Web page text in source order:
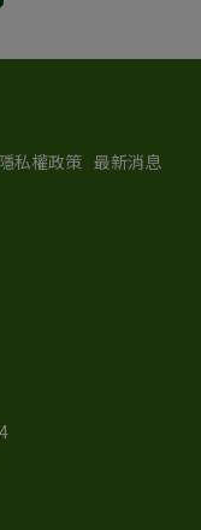
隱私權政策 最新消息